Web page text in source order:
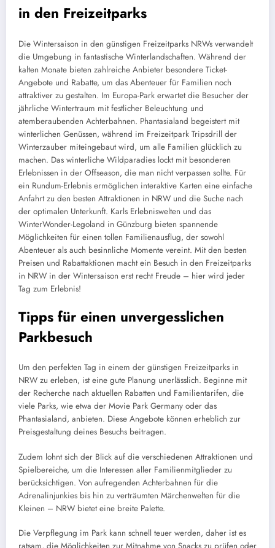
in den Freizeitparks
Die Wintersaison in den günstigen Freizeitparks NRWs verwandelt
die Umgebung in fantastische Winterlandschaften. Während der
kalten Monate bieten zahlreiche Anbieter besondere Ticket-
Angebote und Rabatte, um das Abenteuer für Familien noch
attraktiver zu gestalten. Im Europa-Park erwartet die Besucher der
jährliche Wintertraum mit festlicher Beleuchtung und
atemberaubenden Achterbahnen. Phantasialand begeistert mit
winterlichen Genüssen, während im Freizeitpark Tripsdrill der
Winterzauber miteingebaut wird, um alle Familien glücklich zu
machen. Das winterliche Wildparadies lockt mit besonderen
Erlebnissen in der Offseason, die man nicht verpassen sollte. Für
ein Rundum-Erlebnis ermöglichen interaktive Karten eine einfache
Anfahrt zu den besten Attraktionen in NRW und die Suche nach
der optimalen Unterkunft. Karls Erlebniswelten und das
WinterWonder-Legoland in Günzburg bieten spannende
Möglichkeiten für einen tollen Familienausflug, der sowohl
Abenteuer als auch besinnliche Momente vereint. Mit den besten
Preisen und Rabattaktionen macht ein Besuch in den Freizeitparks
in NRW in der Wintersaison erst recht Freude – hier wird jeder
Tag zum Erlebnis!
Tipps für einen unvergesslichen
Parkbesuch
Um den perfekten Tag in einem der günstigen Freizeitparks in
NRW zu erleben, ist eine gute Planung unerlässlich. Beginne mit
der Recherche nach aktuellen Rabatten und Familientarifen, die
viele Parks, wie etwa der Movie Park Germany oder das
Phantasialand, anbieten. Diese Angebote können erheblich zur
Preisgestaltung deines Besuchs beitragen.
Zudem lohnt sich der Blick auf die verschiedenen Attraktionen und
Spielbereiche, um die Interessen aller Familienmitglieder zu
berücksichtigen. Von aufregenden Achterbahnen für die
Adrenalinjunkies bis hin zu verträumten Märchenwelten für die
Kleinen – NRW bietet eine breite Palette.
Die Verpflegung im Park kann schnell teuer werden, daher ist es